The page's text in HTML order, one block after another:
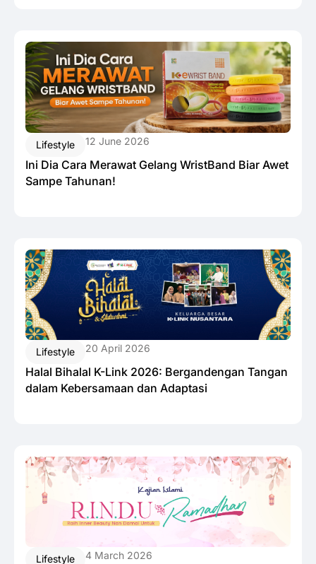
Lifestyle 12 June 2026
Ini Dia Cara Merawat Gelang WristBand Biar Awet
Sampe Tahunan!
Lifestyle 20 April 2026
Halal Bihalal K-Link 2026: Bergandengan Tangan
dalam Kebersamaan dan Adaptasi
Lifestyle 4 March 2026